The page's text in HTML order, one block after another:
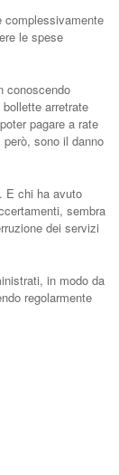
complessivamente
le spese
conoscendo
arretrate
pagare a rate
sono il danno
E chi ha avuto
sembra
dei servizi
in modo da
regolarmente